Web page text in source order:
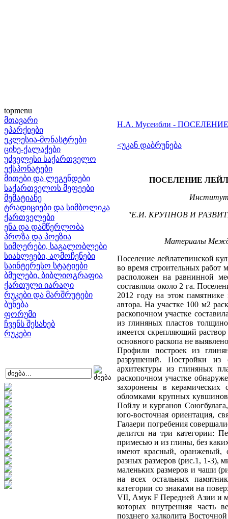
topmenu
მთავარი
ეპარქიები
ეკლესია-მონასტრები
ციხე-ქალაქები
უძველესი საქართველო
ექსპონატები
მითები და ლეგენდები
საქართველოს მეფეები
მემატიანე
ტრადიციები და სიმბოლიკა
ქართველები
ენა და დამწერლობა
პროზა და პოეზია
სიმღერები, საგალობლები
სიახლეები, აღმოჩენები
საინტერესო სტატიები
ბმულები, ბიბლიოგრაფია
ქართული იარაღი
რუკები და მარშრუტები
ბუნება
ფორუმი
ჩვენს შესახებ
რუკები
Н.А. Мусеибли -
<უკან დაბრუნება
ПОСЕЛЕНИЕ
Институт
"Е.И. КРУПНОВ И
Материалы
Поселение лейлатепинской
во время строительных работ
расположен на равнинной
составляла около 2 га.
2012 году на этом памятнике
автора. На участке 100 м2
раскопочном участке
из глиняных пластов
имеется скрепляющий
основного раскопа не
Профили построек из
разрушений. Постройки из
архитектуры из глиняных
раскопочном участке
захоронены в
обломками крупных
Пойлу и курганов
юго-восточная ориентация,
Галаери погребения
делится на три категории:
примесью и из глины, без
имеют красный, оранжевый,
разных размеров (рис.1, 1-3),
маленьких размеров и чаши
на всех остальных
категории со знаками на
VII, Амук F Передней Азии и
которых внутренняя часть
позднего халколита